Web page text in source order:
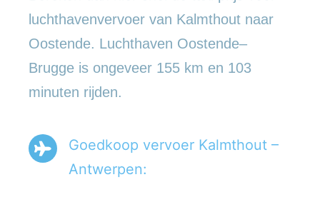
luchthavenvervoer van Kalmthout naar
Oostende. Luchthaven Oostende–
Brugge is ongeveer 155 km en 103
minuten rijden.
Goedkoop vervoer Kalmthout –
Antwerpen: